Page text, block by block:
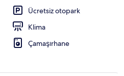
Ücretsiz otopark
Klima
Çamaşırhane